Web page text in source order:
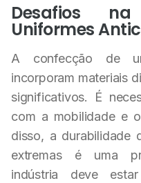
Desafios
Uniformes
A confecção de
incorporam materiais
significativos. É
com a mobilidade e
disso, a durabilidade
extremas é uma
indústria deve